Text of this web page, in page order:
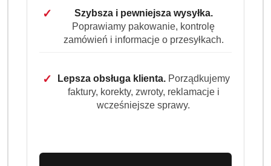
perfumowane kapsułki do prania 50
szt. wszechstronna skuteczność dla
bieli i kolorów
kapsułki do prania stworzone z myślą o wszechstronnym
zastosowaniu niezależnie od rodzaju tkanin. Ich
czterokomorowa formuła łączy wysoką moc piorącą,
od 30°C aż do 90°C, co czyni je idealnym wyborem do
✓
Szybsza i pewniejsza wysyłka.
Poprawiamy pakowanie, kontrolę
zamówień i informacje o przesyłkach.
✓ Lepsza obsługa klienta.Porządkujemy
faktury, korekty, zwroty, reklamacje i
wcześniejsze sprawy.